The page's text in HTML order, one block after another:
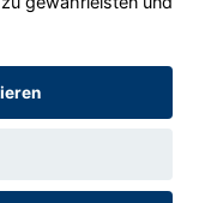
2020 - 2026